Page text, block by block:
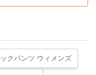
クパンツ ウィメンズ